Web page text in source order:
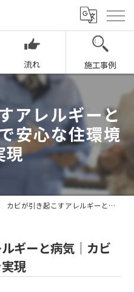
流れ 施工事例
アレルギーと
安心な住環境
現
カビが引き起こすアレルギーと病気｜カビ対策で安心な住環境を実現
ギーと病気｜カビ
現